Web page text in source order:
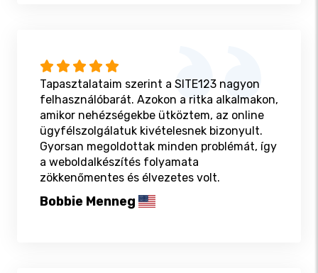
Tapasztalataim szerint a SITE123 nagyon
felhasználóbarát. Azokon a ritka alkalmakon,
amikor nehézségekbe ütköztem, az online
ügyfélszolgálatuk kivételesnek bizonyult.
Gyorsan megoldottak minden problémát, így
a weboldalkészítés folyamata
zökkenőmentes és élvezetes volt.
Bobbie Menneg